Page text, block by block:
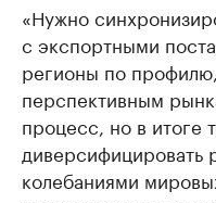
«Нужно
с экспортными
регионы по
перспективным
процесс, но в итоге
диверсифицировать
колебаниями